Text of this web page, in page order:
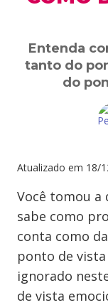
Entenda
tanto do
do
Atualizado em 18/
Você tomou a
sabe como
conta como
ponto de
ignorado
de vista